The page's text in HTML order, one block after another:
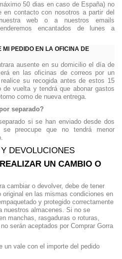
50 dias en caso de España) no
en contacto con nosotros a partir del
web o a nuestros emails
encantados de lunes a
PEDIDO EN LA OFICINA DE
ausente en su domicilio el día de
en las oficinas de correos por un
su recogida antes de estos 15
vuelta y tendrá que abonar gastos
como de nueva entrega.
separado?
si se han enviado desde dos
preocupe que no tendrá menor
DEVOLUCIONES
UN CAMBIO O
cambiar o devolver, debe de tener
original en las mismas condiciones en
y protegido correctamente
nuestros almacenes. Si no se
manchas, rasgaduras o roturas,
serán aceptados por Comprar Gorra
un vale con el importe del pedido